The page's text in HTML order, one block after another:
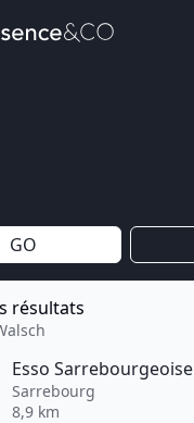
GO
résultats
Esso Sarrebourgeoise
Sarrebourg
8,9 km